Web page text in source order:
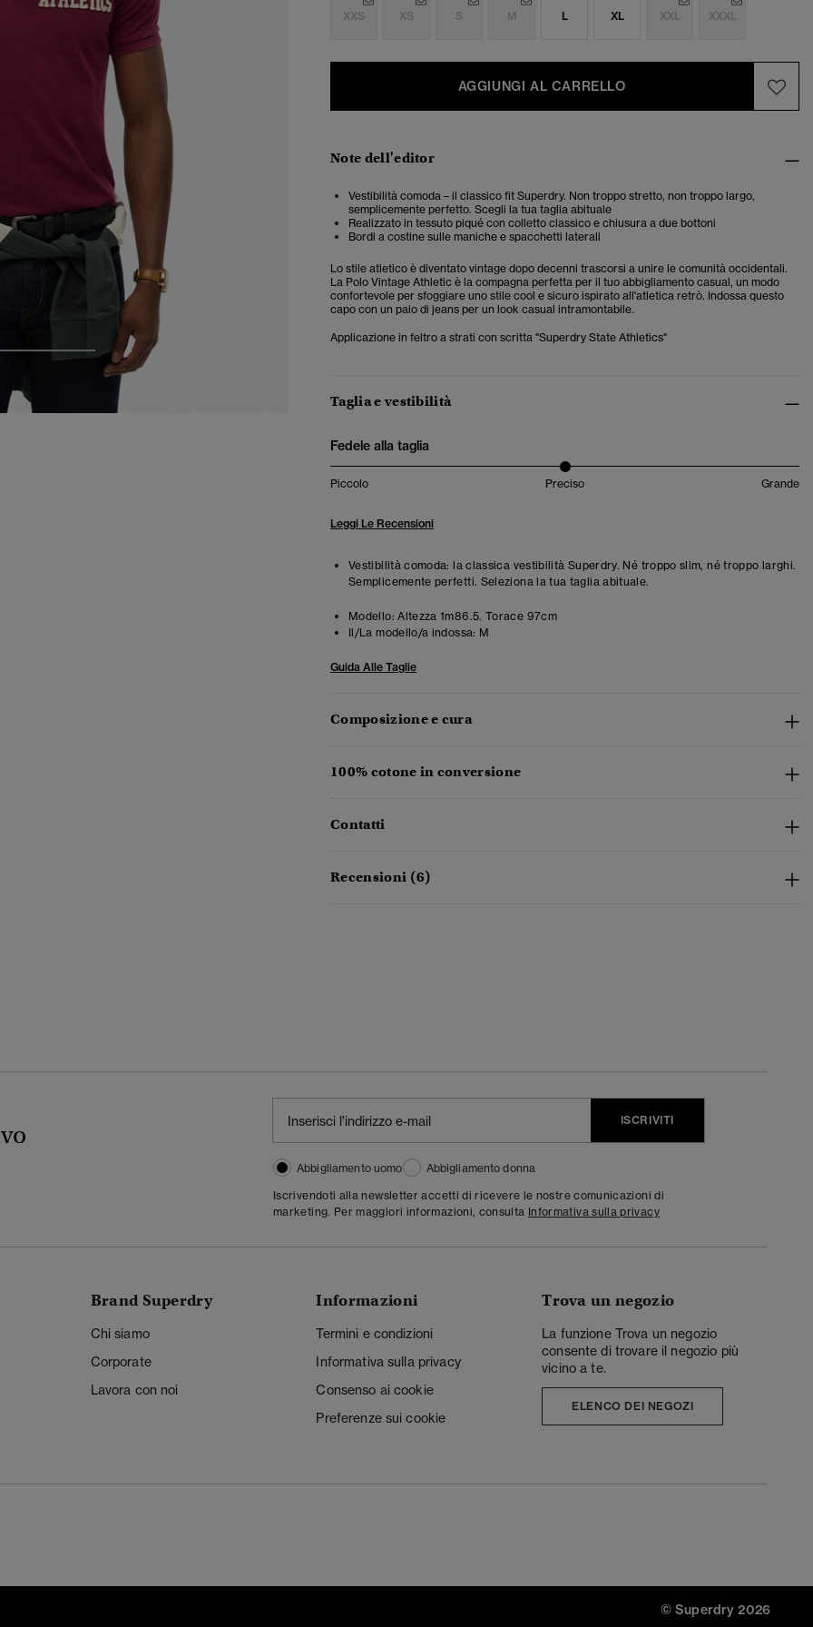
5
XXS XS S M L XL XXL XXXL
AGGIUNGI AL CARRELLO
Note dell'editor
Vestibilità comoda – il classico fit Superdry. Non troppo stretto, non troppo largo,
semplicemente perfetto. Scegli la tua taglia abituale
Realizzato in tessuto piqué con colletto classico e chiusura a due bottoni
Bordi a costine sulle maniche e spacchetti laterali
Lo stile atletico è diventato vintage dopo decenni trascorsi a unire le comunità occidentali.
La Polo Vintage Athletic è la compagna perfetta per il tuo abbigliamento casual, un modo
confortevole per sfoggiare uno stile cool e sicuro ispirato all'atletica retrò. Indossa questo
capo con un paio di jeans per un look casual intramontabile.
Applicazione in feltro a strati con scritta "Superdry State Athletics"
Taglia e vestibilità
Fedele alla taglia
Piccolo Preciso Grande
Leggi Le Recensioni
Vestibilità comoda: la classica vestibilità Superdry. Né troppo slim, né troppo larghi.
Semplicemente perfetti. Seleziona la tua taglia abituale.
Modello: Altezza 1m86.5. Torace 97cm
Il/La modello/a indossa: M
Guida Alle Taglie
Composizione e cura
100% cotone in conversione
Contatti
Recensioni (6)
ISCRIVITI
Abbigliamento uomo
Abbigliamento donna
Iscrivendoti alla newsletter accetti di ricevere le nostre comunicazioni di
marketing. Per maggiori informazioni, consulta Informativa sulla privacy
Brand Superdry
Chi siamo
Corporate
Lavora con noi
Informazioni
Termini e condizioni
Informativa sulla privacy
Consenso ai cookie
Preferenze sui cookie
Trova un negozio
La funzione Trova un negozio
consente di trovare il negozio più
vicino a te.
ELENCO DEI NEGOZI
© Superdry 2026